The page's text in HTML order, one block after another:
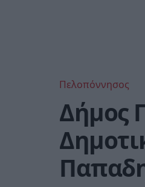
Πελοπόννησος
Δήμος